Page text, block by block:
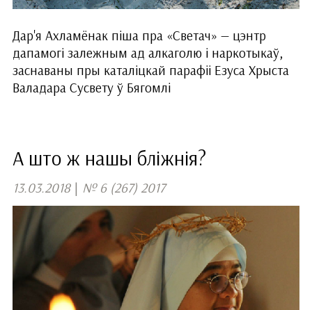
Дар'я Ахламёнак піша пра «Светач» — цэнтр
дапамогі залежным ад алкаголю і наркотыкаў,
заснаваны пры каталіцкай парафіі Езуса Хрыста
Валадара Сусвету ў Бягомлі
А што ж нашы бліжнія?
13.03.2018 | № 6 (267) 2017